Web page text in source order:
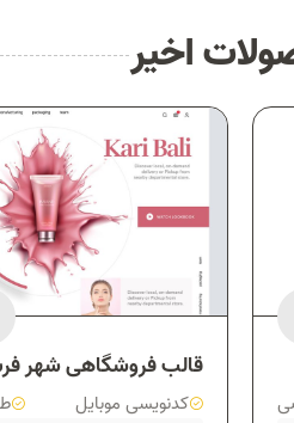
اخیر
قالب فروشگاهی شهر
کدنویسی موبایل